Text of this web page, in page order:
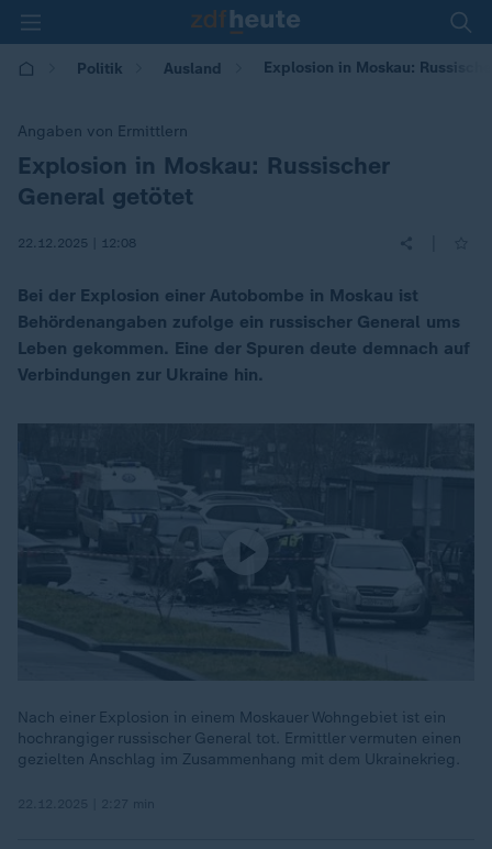
Politik Ausland Explosion in Moskau:
Angaben von Ermittlern
:Explosion in Moskau: Russischer
General getötet
22.12.2025 | 12:08
Bei der Explosion einer Autobombe in Moskau ist
Behördenangaben zufolge ein russischer General ums
Leben gekommen. Eine der Spuren deute demnach auf
Verbindungen zur Ukraine hin.
Nach einer Explosion in einem Moskauer Wohngebiet ist ein
hochrangiger russischer General tot. Ermittler vermuten einen
gezielten Anschlag im Zusammenhang mit dem Ukrainekrieg.